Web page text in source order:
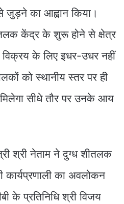
जुड़ने का आह्वान किया।
केंद्र के शुरू होने से क्षेत्र
के लिए इधर-उधर नहीं
को स्थानीय स्तर पर ही
सीधे तौर पर उनके आय
श्री नेताम ने दुग्ध शीतलक
का अवलोकन
के प्रतिनिधि श्री विजय